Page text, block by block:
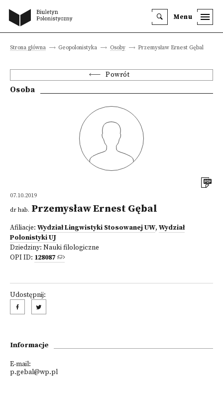
Menu
Strona główna Geopolonistyka Osoby Przemysław Ernest Gębal
Powrót
Osoba
07.10.2019
dr hab. Przemysław Ernest Gębal
Afiliacje: Wydział Lingwistyki Stosowanej UW, Wydział
Polonistyki UJ
Dziedziny: Nauki filologiczne
OPI ID: 128087
Udostępnij:
Informacje
E-mail:
p.gebal@wp.pl